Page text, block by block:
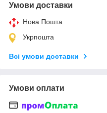
Умови доставки
Нова Пошта
Укрпошта
Всі умови доставки
Умови оплати